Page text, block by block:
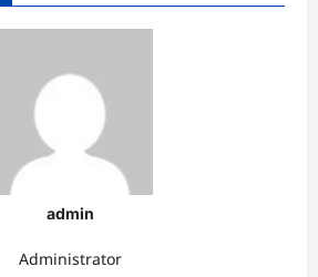
admin
Administrator